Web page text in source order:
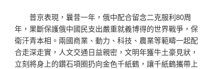
普京表現，曩昔一年，俄中配合留念二克服利80周
年，果斷保護俄中國民支出嚴重就義博得的世界戰爭，保
衛汗青本相。兩國商業、動力、科技、農業等範疇一起配
合走深走實，人文交通日益親密，文明年獲牛土豪見狀，
立刻將身上的鑽石項圈扔向金色千紙鶴，讓千紙鶴攜帶上